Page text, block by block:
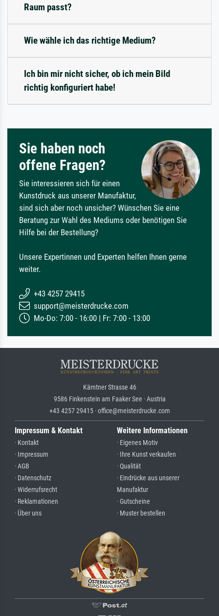
Raum passt?
Wie wähle ich das richtige Medium?
Ich bin mir nicht sicher, ob ich mein Bild
richtig konfiguriert habe!
Sie haben noch
offene Fragen?
Sie interessieren sich für einen
Kunstdruck aus unserer Manufaktur,
sind sich aber noch unsicher? Wünschen Sie eine
Beratung zur Wahl des Mediums oder benötigen Sie
Hilfe bei der Bestellung?
Unsere Expertinnen und Experten helfen Ihnen gerne
weiter.
+43 4257 29415
support@meisterdrucke.com
Mo-Do: 7:00 - 16:00 | Fr: 7:00 - 13:00
Kärntner Strasse 46
9586 Finkenstein am Faaker See · Austria
+43 4257 29415 · office@meisterdrucke.com
Impressum & Kontakt
· Kontakt
· Impressum
· AGB
· Datenschutz
· Widerrufsrecht
· Reklamationen
· Über uns
Weitere Informationen
· Eigenes Motiv
· Ihre Kunst verkaufen
· Qualität
· Eindrücke aus unserer
Manufaktur
· Gutscheine
· Muster bestellen